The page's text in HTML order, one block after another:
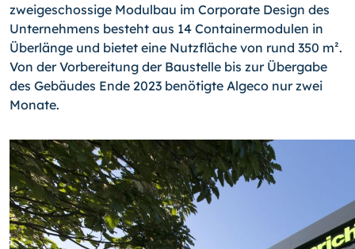
zweigeschossige Modulbau im Corporate Design des
Unternehmens besteht aus 14 Containermodulen in
Überlänge und bietet eine Nutzfläche von rund 350 m².
Von der Vorbereitung der Baustelle bis zur Übergabe
des Gebäudes Ende 2023 benötigte Algeco nur zwei
Monate.